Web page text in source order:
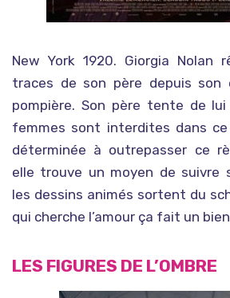
New York 1920. Giorgia Nolan
traces de son père depuis son
pompière. Son père tente de
femmes sont interdites dans ce
déterminée à outrepasser ce
elle trouve un moyen de suivre
les dessins animés sortent du
qui cherche l’amour ça fait un
LES FIGURES DE L’OMBRE